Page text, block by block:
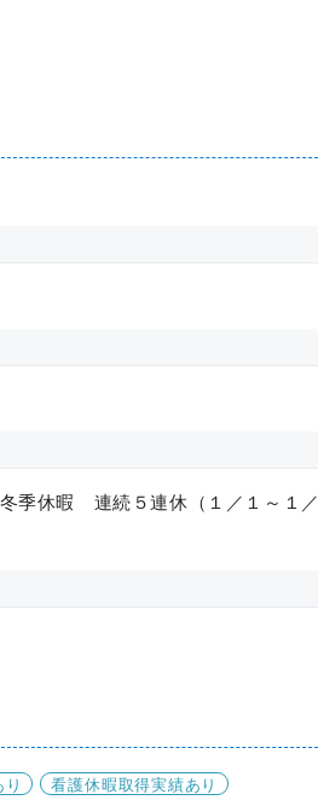
季休暇 連続５連休（１／１～１／
看護休暇取得実績あり